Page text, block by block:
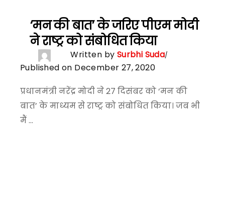
‘मन की बात’ के जरिए पीएम मोदी
ने राष्ट्र को संबोधित किया
Written by Surbhi Suda
Published on December 27, 2020
प्रधानमंत्री नरेंद्र मोदी ने 27 दिसंबर को ‘मन की
बात’ के माध्यम से राष्ट्र को संबोधित किया। जब भी
मैं ...